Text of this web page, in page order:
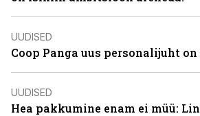
UUDISED
Coop Panga uus personalijuht
UUDISED
Hea pakkumine enam ei müü: